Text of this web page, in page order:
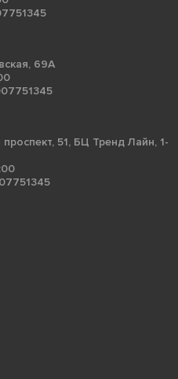
69А
51, БЦ Тренд Лайн, 1-